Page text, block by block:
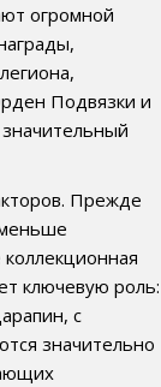
огромной
Подвязки и
Прежде
ключевую роль:
с
значительно